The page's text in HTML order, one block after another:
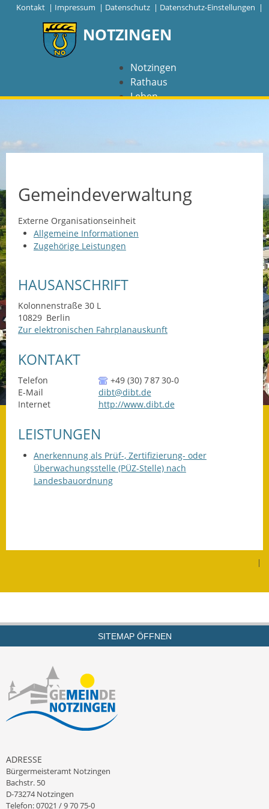
Kontakt | Impressum | Datenschutz | Datenschutz-Einstellungen |
NOTZINGEN
Notzingen
Rathaus
Leben
NAVIGATION
Barrierefreiheit
Datenschutz
Steueramt
Geschichte und
Gegenwart
Wagner-Werkstatt
Mitteilungsblatt
Nachhaltigkeitsbericht
Notfallplanung
Gemeindeverwaltung
Externe Organisationseinheit
Allgemeine Informationen
Zugehörige Leistungen
HAUSANSCHRIFT
Kolonnenstraße 30 L
10829 Berlin
Zur elektronischen Fahrplanauskunft
KONTAKT
Telefon +49 (30) 78730-0
E-Mail
dibt@dibt.de
Internet
http://www.dibt.de
LEISTUNGEN
Anerkennung als Prüf-, Zertifizierung- oder
Überwachungsstelle (PÜZ-Stelle) nach
Landesbauordnung
|
SITEMAP ÖFFNEN
ADRESSE
Bürgermeisteramt Notzingen
Bachstr. 50
D-73274 Notzingen
Telefon: 07021 / 9 70 75-0